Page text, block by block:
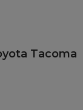
Tacoma